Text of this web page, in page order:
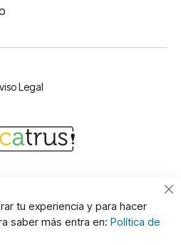
Legal
tu experiencia y para hacer
saber más entra en: Política de